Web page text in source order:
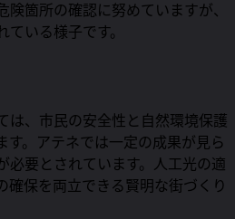
箇所の確認に努めていますが、
いる様子です。
は、市民の安全性と自然環境保護
す。アテネでは一定の成果が見ら
必要とされています。人工光の適
確保を両立できる賢明な街づくり